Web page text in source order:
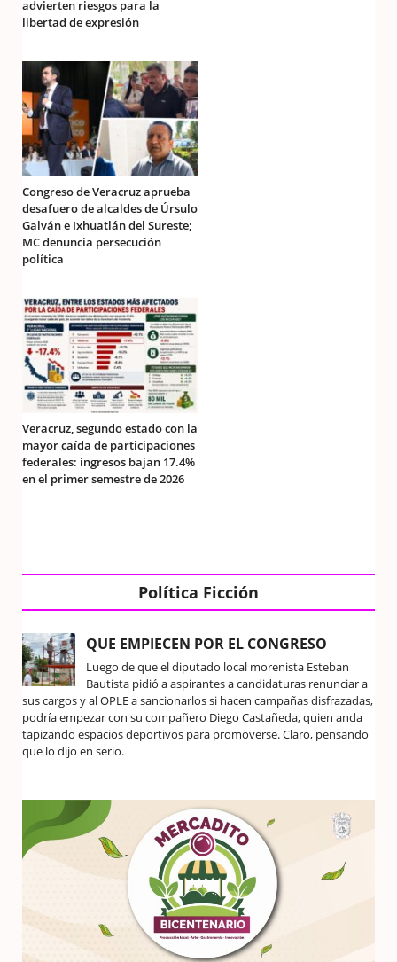
advierten riesgos para la
libertad de expresión
Congreso de Veracruz aprueba
desafuero de alcaldes de Úrsulo
Galván e Ixhuatlán del Sureste;
MC denuncia persecución
política
Veracruz, segundo estado con la
mayor caída de participaciones
federales: ingresos bajan 17.4%
en el primer semestre de 2026
Política Ficción
QUE EMPIECEN POR EL CONGRESO
Luego de que el diputado local morenista Esteban
Bautista pidió a aspirantes a candidaturas renunciar a
sus cargos y al OPLE a sancionarlos si hacen campañas disfrazadas,
podría empezar con su compañero Diego Castañeda, quien anda
tapizando espacios deportivos para promoverse. Claro, pensando
que lo dijo en serio.